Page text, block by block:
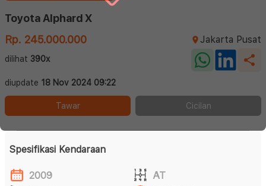
Toyota Alphard X
Rp. 245.000.000
Jakarta Pusat
dilihat 390x
diupdate 18 Nov 2024 09:22
Tawar Cicilan
Spesifikasi Kendaraan
2009
AT